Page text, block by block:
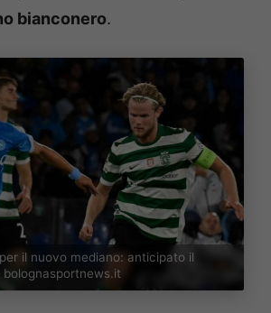
bianconero.
il nuovo mediano: anticipato il
bolognasportnews.it